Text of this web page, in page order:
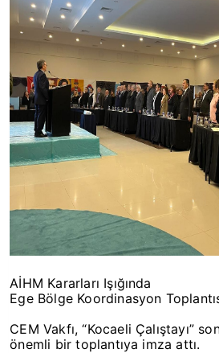
AİHM Kararları Işığında
Ege Bölge Koordinasyon
CEM Vakfı, “Kocaeli Çalıştayı”
önemli bir toplantıya imza attı.